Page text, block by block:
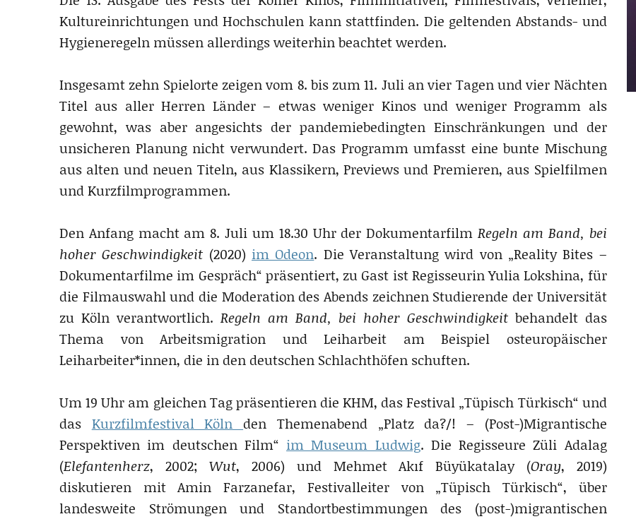
Kultureinrichtungen und Hochschulen kann stattfinden. Die geltenden Abstands- und
Hygieneregeln müssen allerdings weiterhin beachtet werden.
Insgesamt zehn Spielorte zeigen vom 8. bis zum 11. Juli an vier Tagen und vier Nächten
Titel aus aller Herren Länder – etwas weniger Kinos und weniger Programm als
gewohnt, was aber angesichts der pandemiebedingten Einschränkungen und der
unsicheren Planung nicht verwundert. Das Programm umfasst eine bunte Mischung
aus alten und neuen Titeln, aus Klassikern, Previews und Premieren, aus Spielfilmen
und Kurzfilmprogrammen.
Den Anfang macht am 8. Juli um 18.30 Uhr der DokumentarfilmRegeln am Band, bei
hoher Geschwindigkeit (2020) im Odeon. Die Veranstaltung wird von „Reality Bites –
Dokumentarfilme im Gespräch“ präsentiert, zu Gast ist Regisseurin Yulia Lokshina, für
die Filmauswahl und die Moderation des Abends zeichnen Studierende der Universität
zu Köln verantwortlich. Regeln am Band, bei hoher Geschwindigkeitbehandelt das
Thema von Arbeitsmigration und Leiharbeit am Beispiel osteuropäischer
Leiharbeiter*innen, die in den deutschen Schlachthöfen schuften.
Um 19 Uhr am gleichen Tag präsentieren die KHM, das Festival „Tüpisch Türkisch“ und
das Kurzfilmfestival Köln den Themenabend „Platz da?/! – (Post-)Migrantische
Perspektiven im deutschen Film“ im Museum Ludwig. Die Regisseure Züli Adalag
(Elefantenherz, 2002;Wut, 2006) und Mehmet Akıf Büyükatalay (Oray, 2019)
diskutieren mit Amin Farzanefar, Festivalleiter von „Tüpisch Türkisch“, über
landesweite Strömungen und Standortbestimmungen des (post-)migrantischen